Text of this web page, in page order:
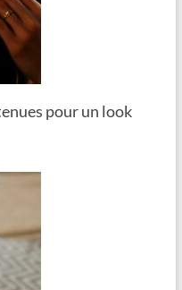
pour un look